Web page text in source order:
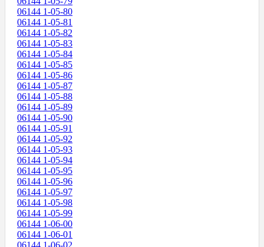
06144 1-05-80
06144 1-05-81
06144 1-05-82
06144 1-05-83
06144 1-05-84
06144 1-05-85
06144 1-05-86
06144 1-05-87
06144 1-05-88
06144 1-05-89
06144 1-05-90
06144 1-05-91
06144 1-05-92
06144 1-05-93
06144 1-05-94
06144 1-05-95
06144 1-05-96
06144 1-05-97
06144 1-05-98
06144 1-05-99
06144 1-06-00
06144 1-06-01
06144 1-06-02